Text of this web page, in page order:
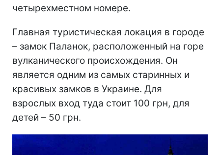
четырехместном номере.
Главная туристическая локация в городе
– замок Паланок, расположенный на горе
вулканического происхождения. Он
является одним из самых старинных и
красивых замков в Украине. Для
взрослых вход туда стоит 100 грн, для
детей – 50 грн.